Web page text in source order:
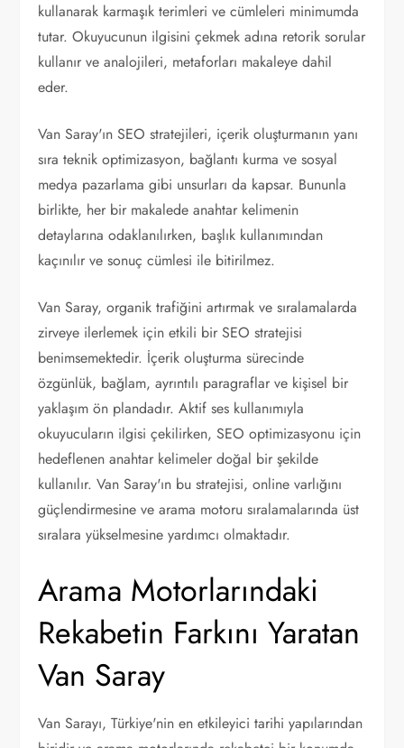
kullanarak karmaşık terimleri ve cümleleri minimumda
tutar. Okuyucunun ilgisini çekmek adına retorik sorular
kullanır ve analojileri, metaforları makaleye dahil
eder.
Van Saray'ın SEO stratejileri, içerik oluşturmanın yanı
sıra teknik optimizasyon, bağlantı kurma ve sosyal
medya pazarlama gibi unsurları da kapsar. Bununla
birlikte, her bir makalede anahtar kelimenin
detaylarına odaklanılırken, başlık kullanımından
kaçınılır ve sonuç cümlesi ile bitirilmez.
Van Saray, organik trafiğini artırmak ve sıralamalarda
zirveye ilerlemek için etkili bir SEO stratejisi
benimsemektedir. İçerik oluşturma sürecinde
özgünlük, bağlam, ayrıntılı paragraflar ve kişisel bir
yaklaşım ön plandadır. Aktif ses kullanımıyla
okuyucuların ilgisi çekilirken, SEO optimizasyonu için
hedeflenen anahtar kelimeler doğal bir şekilde
kullanılır. Van Saray'ın bu stratejisi, online varlığını
güçlendirmesine ve arama motoru sıralamalarında üst
sıralara yükselmesine yardımcı olmaktadır.
Arama Motorlarındaki
Rekabetin Farkını Yaratan
Van Saray
Van Sarayı, Türkiye'nin en etkileyici tarihi yapılarından